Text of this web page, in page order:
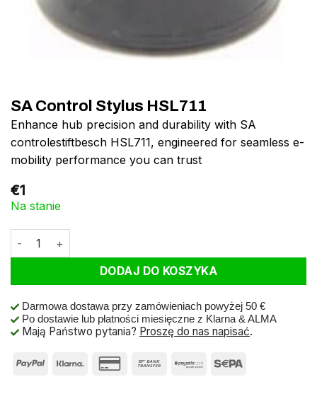
SA Control Stylus HSL711
Enhance hub precision and durability with SA
controlestiftbesch HSL711, engineered for seamless e-
mobility performance you can trust
€1
Na stanie
ilość SA Control Stylus HSL711
DODAJ DO KOSZYKA
Darmowa dostawa przy zamówieniach powyżej 50 €
Po dostawie lub płatności miesięczne z Klarna & ALMA
Mają Państwo pytania? Proszę do nas napisać.